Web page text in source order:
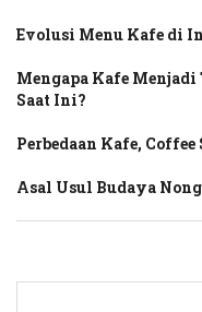
Evolusi Menu Kafe di
Mengapa Kafe
Saat Ini?
Perbedaan Kafe,
Asal Usul Budaya